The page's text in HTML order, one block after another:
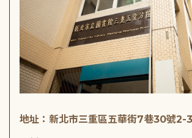
地址：新北市三重區五華街7巷30號2-